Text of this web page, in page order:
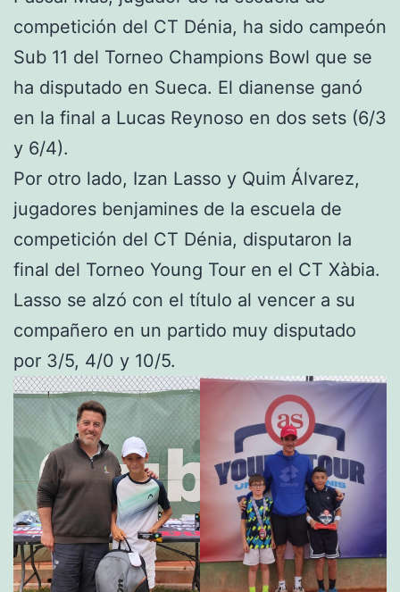
competición del CT Dénia, ha sido campeón
Sub 11 del Torneo Champions Bowl que se
ha disputado en Sueca. El dianense ganó
en la final a Lucas Reynoso en dos sets (6/3
y 6/4).
Por otro lado, Izan Lasso y Quim Álvarez,
jugadores benjamines de la escuela de
competición del CT Dénia, disputaron la
final del Torneo Young Tour en el CT Xàbia.
Lasso se alzó con el título al vencer a su
compañero en un partido muy disputado
por 3/5, 4/0 y 10/5.